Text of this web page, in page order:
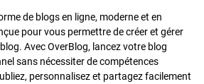
de blogs en ligne, moderne et en
pour vous permettre de créer et gérer
Avec OverBlog, lancez votre blog
sans nécessiter de compétences
personnalisez et partagez facilement